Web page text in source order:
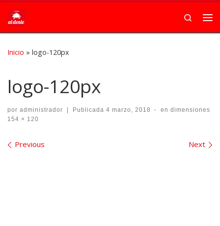
Skip to content
Search
Inicio » logo-120px
logo-120px
por administrador | Publicada 4 marzo, 2018 -
en dimensiones
154 × 120
Images navigation
Previous Next